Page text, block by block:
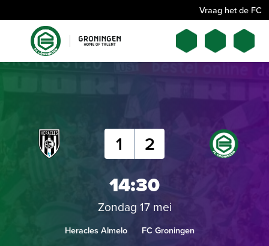
Vraag het de FC
Heracles Almelo
1 2
14:30
Zondag 17 mei
FC Groningen